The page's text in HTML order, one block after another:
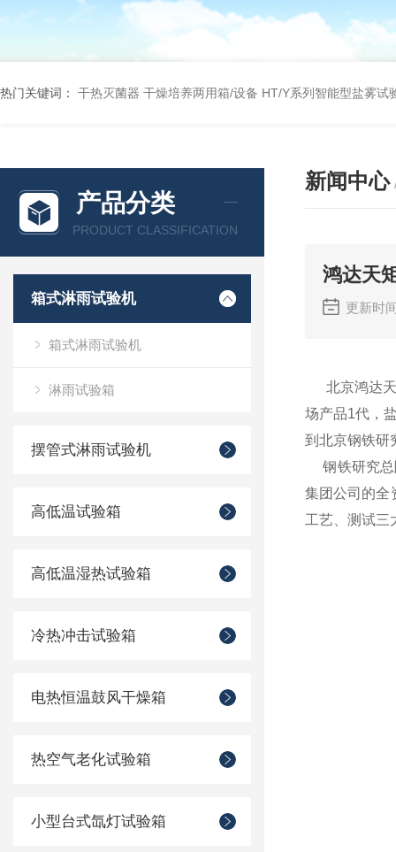
热门关键词： 干热灭菌器 干燥培养两用箱/设备 HT/Y系列智能型盐雾试
产品分类
PRODUCT CLASSIFICATION
箱式淋雨试验机
箱式淋雨试验机
淋雨试验箱
摆管式淋雨试验机
高低温试验箱
高低温湿热试验箱
冷热冲击试验箱
电热恒温鼓风干燥箱
热空气老化试验箱
小型台式氙灯试验箱
新闻中心
鸿达天
更新时
北京鸿达天
场产品1代，
到北京钢铁研
钢铁研究总
集团公司的全
工艺、测试三